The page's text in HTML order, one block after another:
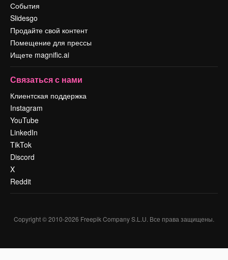
События
Slidesgo
Продайте свой контент
Помещение для прессы
Ищете magnific.ai
Связаться с нами
Клиентская поддержка
Instagram
YouTube
LinkedIn
TikTok
Discord
X
Reddit
Copyright © 2010-2026 Freepik Company S.L.U. Все права защищены.